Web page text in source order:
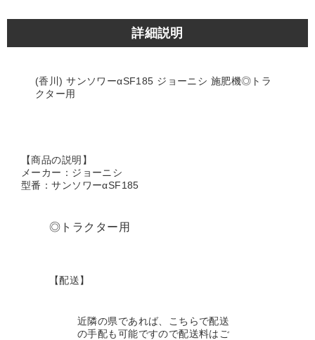
詳細説明
(香川) サンソワーαSF185 ジョーニシ 施肥機◎トラ
クター用
【商品の説明】
メーカー：ジョーニシ
型番：サンソワーαSF185
◎トラクター用
【配送】
近隣の県であれば、こちらで配送
の手配も可能ですので配送料はご